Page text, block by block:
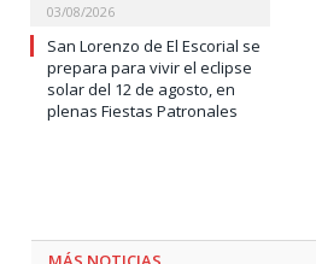
03/08/2026
San Lorenzo de El Escorial se
prepara para vivir el eclipse
solar del 12 de agosto, en
plenas Fiestas Patronales